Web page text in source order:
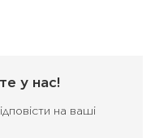
у нас!
на ваші